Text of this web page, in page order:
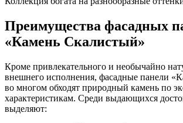
Преимущества фасадных
«Камень Скалистый»
Кроме привлекательного и необычайно
внешнего исполнения, фасадные панели
во многом обходят природный камень по
характеристикам. Среди выдающихся
выделяют: